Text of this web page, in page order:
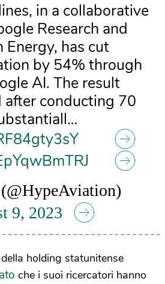
in a collaborative
Research and
Energy, has cut
by 54% through
AI. The result
after conducting 70
9, 2023
holding statunitense
che i suoi ricercatori hanno